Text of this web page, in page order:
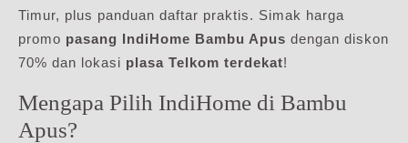
Timur, plus panduan daftar praktis. Simak harga
promo pasang IndiHome Bambu Apus dengan diskon
70% dan lokasi plasa Telkom terdekat!
Mengapa Pilih IndiHome di Bambu
Apus?